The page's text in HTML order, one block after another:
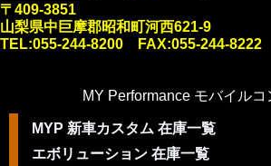
〒409-3851
山梨県中巨摩郡昭和町河西621-9
TEL:055-244-8200 FAX:055-244-8222
MY Performance モバイルコ
MYP 新車カスタム 在庫一覧
エボリューション 在庫一覧